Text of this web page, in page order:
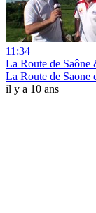
11:34
La Route de Saône
La Route de Saone
il y a 10 ans